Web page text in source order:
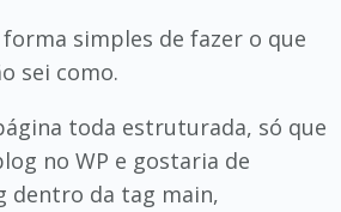
simples de fazer o que
sei como.
toda estruturada, só que
no WP e gostaria de
dentro da tag main,